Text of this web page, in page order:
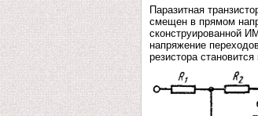
Паразитная
смещен в прямом
сконструированной
напряжение
резистора